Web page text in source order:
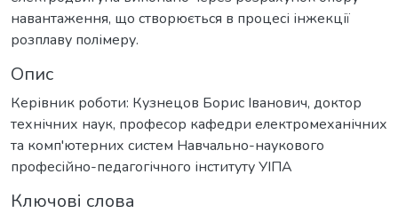
навантаження, що створюється в процесі інжекції
розплаву полімеру.
Опис
Керівник роботи: Кузнецов Борис Іванович, доктор
технічних наук, професор кафедри електромеханічних
та комп'ютерних систем Навчально-наукового
професійно-педагогічного інституту УІПА
Ключові слова